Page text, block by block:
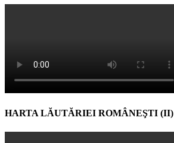
HARTA LĂUTĂRIEI ROMÂNEŞTI (II)